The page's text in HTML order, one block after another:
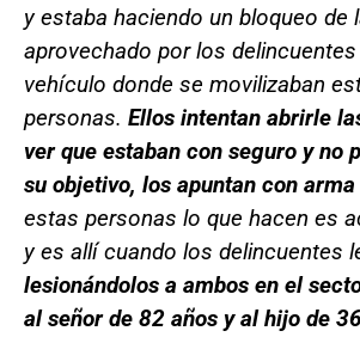
y estaba haciendo un bloqueo de
aprovechado por los
vehículo donde se movilizaban
personas. Ellos intentan abrirle
ver que estaban con seguro y no
su objetivo, los apuntan con
estas personas lo que hacen es
y es allí cuando los delincuentes
lesionándolos a ambos en el
al señor de 82 años y al hijo de 36